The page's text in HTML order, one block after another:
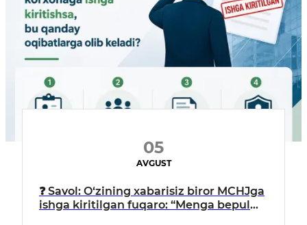
05
AVGUST
❓ Savol: O‘zining xabarisiz biror MCHJga
ishga kiritilgan fuqaro: “Menga bepul